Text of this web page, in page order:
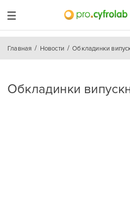
Главная Новости Обкладинки
Обкладинки